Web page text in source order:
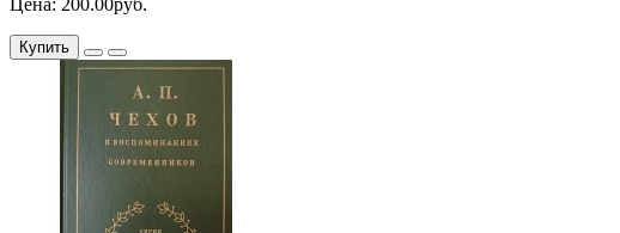
Цена: 200.00руб.
Купить